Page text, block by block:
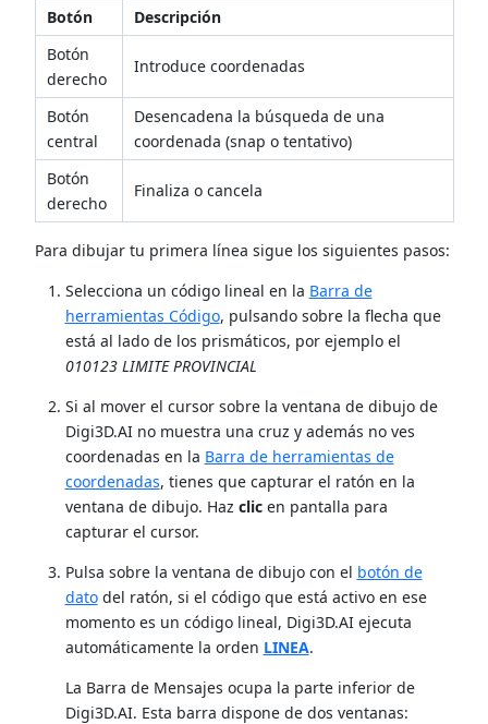
Botón
Descripción
Botón
derecho
Introduce coordenadas
Botón
central
Desencadena la búsqueda de una
coordenada (snap o tentativo)
Botón
derecho
Finaliza o cancela
Para dibujar tu primera línea sigue los siguientes pasos:
Selecciona un código lineal en la Barra de
herramientas Código, pulsando sobre la flecha que
está al lado de los prismáticos, por ejemplo el
010123 LIMITE PROVINCIAL
Si al mover el cursor sobre la ventana de dibujo de
Digi3D.AI no muestra una cruz y además no ves
coordenadas en la Barra de herramientas de
coordenadas, tienes que capturar el ratón en la
ventana de dibujo. Haz clicen pantalla para
capturar el cursor.
Pulsa sobre la ventana de dibujo con el botón de
datodel ratón, si el código que está activo en ese
momento es un código lineal, Digi3D.AI ejecuta
automáticamente la orden LINEA.
La Barra de Mensajes ocupa la parte inferior de
Digi3D.AI. Esta barra dispone de dos ventanas: